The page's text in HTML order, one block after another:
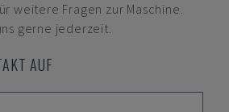
weitere Fragen zur Maschine.
gerne jederzeit.
AUF